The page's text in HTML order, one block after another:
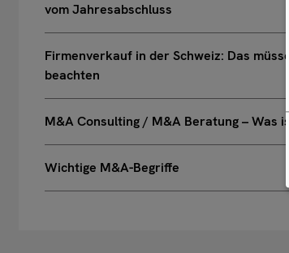
vom Jahresabschluss
Firmenverkauf in der Schweiz: Das
beachten
M&A Consulting / M&A Beratung – Was
Wichtige M&A-Begriffe